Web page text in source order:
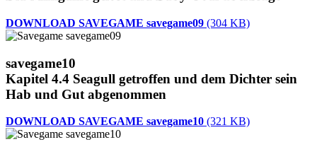
DOWNLOAD SAVEGAME savegame09 (304 KB)
savegame10
Kapitel 4.4 Seagull getroffen und dem Dichter sein
Hab und Gut abgenommen
DOWNLOAD SAVEGAME savegame10 (321 KB)